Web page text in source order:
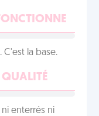
C'est la base.
enterrés ni